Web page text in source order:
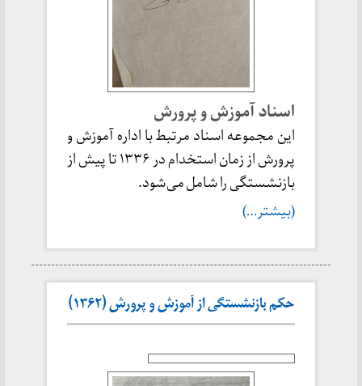
اسناد آموزش و پرورش
این مجموعه اسناد مرتبط با اداره آموزش و
پرورش از زمان استخدام در ۱۳۳۶ تا پیش از
بازنشستگی را شامل می‌شود.
(بیشتر…)
حکم بازنشستگی از آموزش و پرورش (۱۳۶۲)